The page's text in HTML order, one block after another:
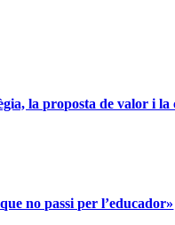
la proposta de valor i
no passi per l’educador»